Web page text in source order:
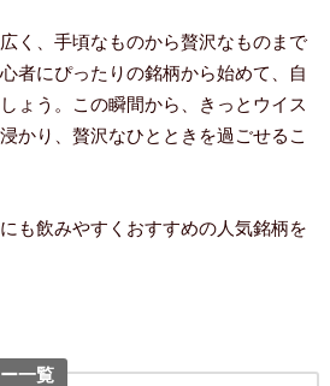
く、手頃なものから贅沢なものまで
者にぴったりの銘柄から始めて、自
ょう。この瞬間から、きっとウイス
かり、贅沢なひとときを過ごせるこ
も飲みやすくおすすめの人気銘柄を
一覧